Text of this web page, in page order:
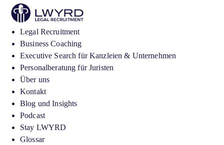
Legal Recruitment
Business Coaching
Executive Search für Kanzleien & Unternehmen
Personalberatung für Juristen
Über uns
Kontakt
Blog und Insights
Podcast
Stay LWYRD
Glossar